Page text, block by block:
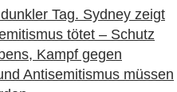
Tag. Sydney zeigt
tötet – Schutz
Kampf gegen
Antisemitismus müssen